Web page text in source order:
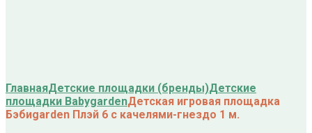
ГлавнаяДетские площадки (бренды)Детские
площадки BabygardenДетская игровая площадка
Бэбиgarden Плэй 6 с качелями-гнездо 1 м.